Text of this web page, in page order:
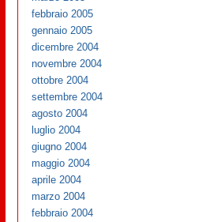
febbraio 2005
gennaio 2005
dicembre 2004
novembre 2004
ottobre 2004
settembre 2004
agosto 2004
luglio 2004
giugno 2004
maggio 2004
aprile 2004
marzo 2004
febbraio 2004